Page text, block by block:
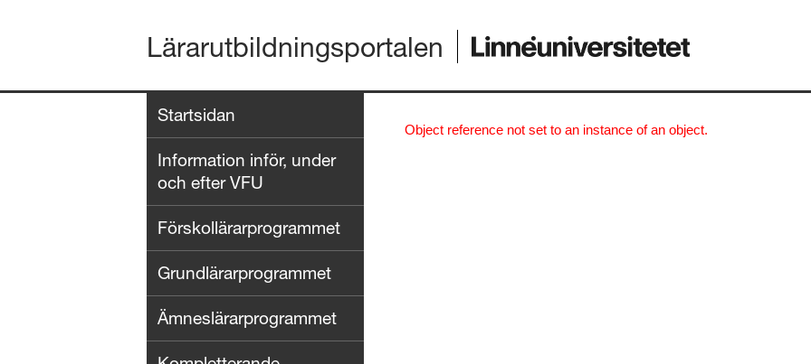
Lärarutbildningsportalen
Startsidan
Information inför, under
och efter VFU
Förskollärarprogrammet
Grundlärarprogrammet
Ämneslärarprogrammet
Object reference not set to an instance of an object.